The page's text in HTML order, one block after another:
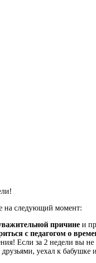
на следующий момент:
причине и
с педагогом о
Если за 2 недели вы
уехал к